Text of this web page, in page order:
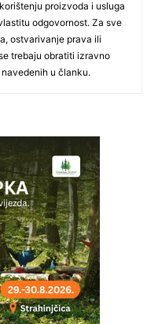
proizvoda i usluga
odgovornost. Za sve
ostvarivanje prava ili
trebaju obratiti izravno
u članku.